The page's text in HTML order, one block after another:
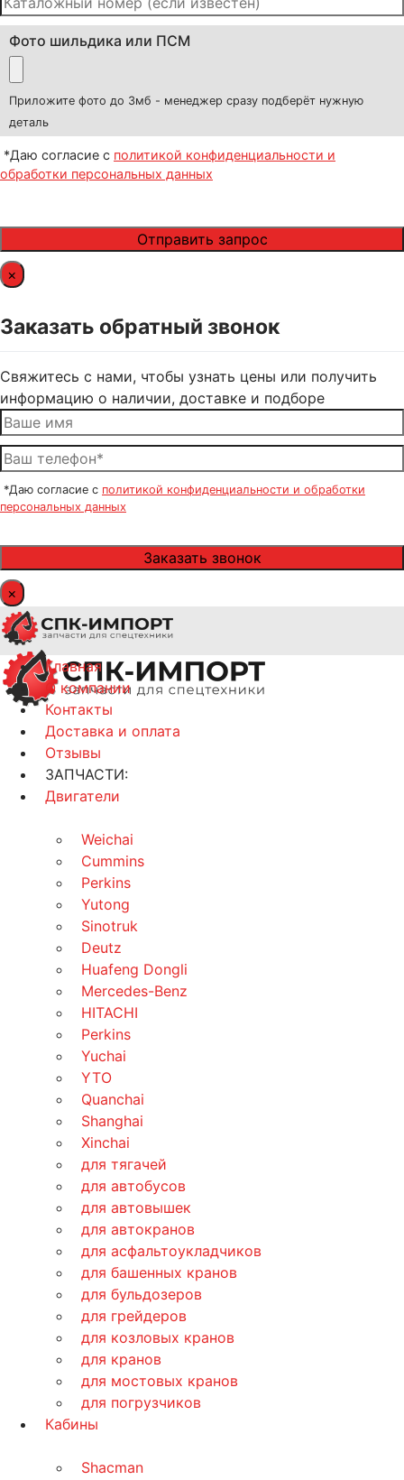
Фото шильдика или ПСМ
Приложите фото до 3мб - менеджер сразу подберёт нужную
деталь
*Даю согласие с политикой конфиденциальности и
обработки персональных данных
×
Заказать обратный звонок
Свяжитесь с нами, чтобы узнать цены или получить
информацию о наличии, доставке и подборе
*Даю согласие с политикой конфиденциальности и обработки
персональных данных
×
Главная
О компании
Контакты
Доставка и оплата
Отзывы
ЗАПЧАСТИ:
Двигатели
Weichai
Cummins
Perkins
Yutong
Sinotruk
Deutz
Huafeng Dongli
Mercedes-Benz
HITACHI
Perkins
Yuchai
YTO
Quanchai
Shanghai
Xinchai
для тягачей
для автобусов
для автовышек
для автокранов
для асфальтоукладчиков
для башенных кранов
для бульдозеров
для грейдеров
для козловых кранов
для кранов
для мостовых кранов
для погрузчиков
Кабины
Shacman